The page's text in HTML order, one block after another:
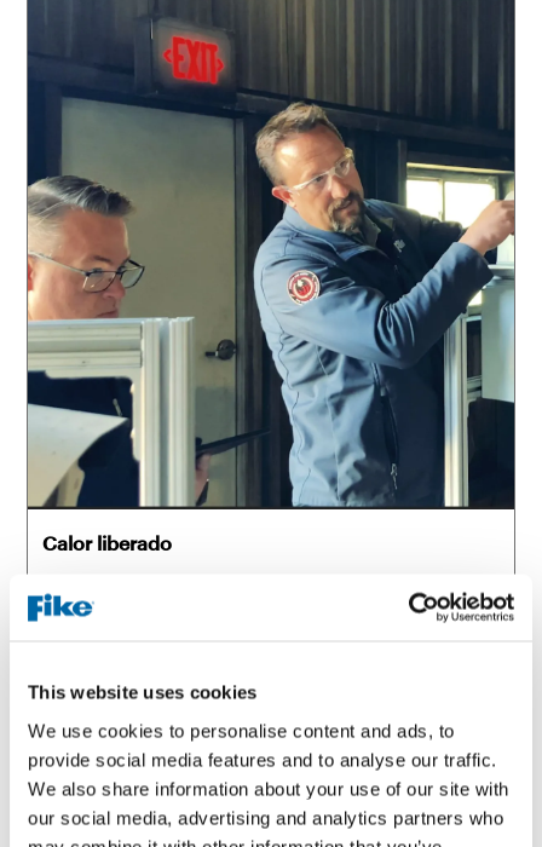
This website uses cookies
We use cookies to personalise content and ads, to
provide social media features and to analyse our traffic.
We also share information about your use of our site with
our social media, advertising and analytics partners who
Calor liberado
Medirá el pico de desprendimiento de calor